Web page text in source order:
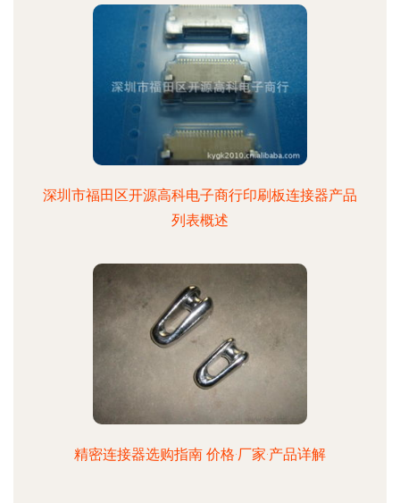
深圳市福田区开源高科电子商行印刷板连接器产品
列表概述
精密连接器选购指南 价格·厂家·产品详解